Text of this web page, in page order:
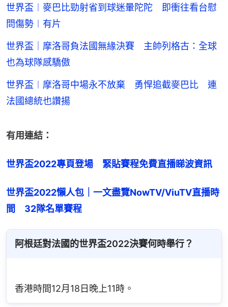
世界盃︱麥巴比勁射省到球迷暈陀陀 即衝往看台慰
問傷勢︱有片
世界盃｜摩洛哥負法國無緣決賽 主帥列格古：全球
也為球隊感驕傲
世界盃︱摩洛哥中場永不放棄 勇悍追截麥巴比 連
法國總統也讚揚
有用連結：
世界盃2022專頁登場　緊貼賽程免費直播睇波資訊
世界盃2022懶人包｜一文盡覽NowTV/ViuTV直播時
間　32隊名單賽程
阿根廷對法國的世界盃2022決賽何時舉行？
香港時間12月18日晚上11時。